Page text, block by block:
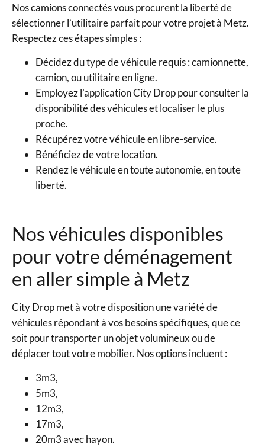
Nos camions connectés vous procurent la liberté de
sélectionner l’utilitaire parfait pour votre projet à Metz.
Respectez ces étapes simples :
Décidez du type de véhicule requis : camionnette,
camion, ou utilitaire en ligne.
Employez l’application City Drop pour consulter la
disponibilité des véhicules et localiser le plus
proche.
Récupérez votre véhicule en libre-service.
Bénéficiez de votre location.
Rendez le véhicule en toute autonomie, en toute
liberté.
Nos véhicules disponibles
pour votre déménagement
en aller simple à Metz
City Drop met à votre disposition une variété de
véhicules répondant à vos besoins spécifiques, que ce
soit pour transporter un objet volumineux ou de
déplacer tout votre mobilier. Nos options incluent :
3m3,
5m3,
12m3,
17m3,
20m3 avec hayon.